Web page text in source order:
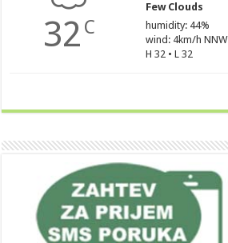
32 C
Few Clouds
humidity: 44%
wind: 4km/h NNW
H 32 • L 32